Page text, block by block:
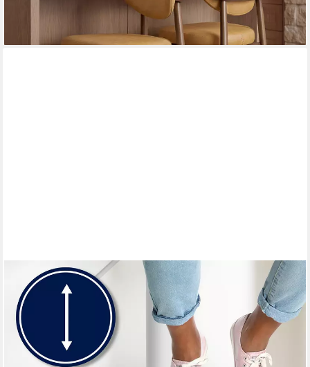
lieferbar - in 4-5 Werktagen bei dir
TPFLIVING
Barhocker höhenverstellbar (Barstuhl - Hocker für Küche -
stabiles Drehgestell), Thekenstuhl mit bequemer Sitzfläche:
Stoff taupe
70,45 €
lieferbar - in 3-4 Werktagen bei dir